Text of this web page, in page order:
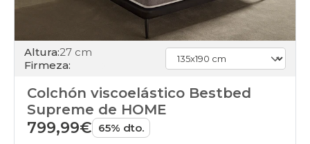
Altura:27 cm
Firmeza:
Colchón viscoelástico Bestbed
Supreme de HOME
799,99€ 65% dto.